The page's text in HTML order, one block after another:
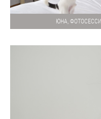
ЮНА,